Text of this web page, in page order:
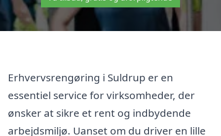
Erhvervsrengøring i Suldrup er en
essentiel service for virksomheder, der
ønsker at sikre et rent og indbydende
arbejdsmiljø. Uanset om du driver en lille